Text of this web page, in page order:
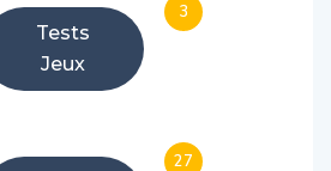
Tests
Jeux
3
27